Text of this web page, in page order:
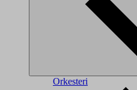
Orkesteri